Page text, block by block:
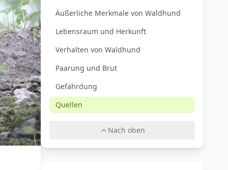
Äußerliche Merkmale von Waldhund
Lebensraum und Herkunft
Verhalten von Waldhund
Paarung und Brut
Gefährdung
Quellen
Nach oben